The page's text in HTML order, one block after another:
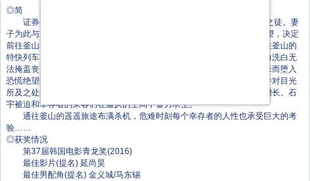
◎简 介
证券公司基金管理人石宇（孔侑 饰）光鲜精干，却也是个重利轻义之徒。妻
子为此与之决裂，女儿秀安（金秀安 饰）则对如此自私的父亲越来越失望，决定
前往釜山和母亲生活。在秀安生日这天，石宇抽出时间陪伴女儿登上开往釜山的
特快列车。而与此同时，城市四处出现了极为可疑的暴动事件。政府极力洗白无
法掩盖丧尸肆虐的事实，即便懵然无知的列车乘客也因为不速之客的到来而堕入
恐慌绝望的地狱中。开车的刹那，一名感染者冲入车厢，而她很快尸变并对目光
所及之处的健康人展开血腥屠杀。未过多久，丧尸便呈几何数爆发性地增长。石
宇被迫和幸存者的乘客们在逼仄的空间中奋力求生。
通往釜山的遥遥旅途布满杀机，危难时刻每个幸存者的人性也承受巨大的考
验……
◎获奖情况
第37届韩国电影青龙奖(2016)
最佳影片(提名) 延尚昊
最佳男配角(提名) 金义城/马东锡